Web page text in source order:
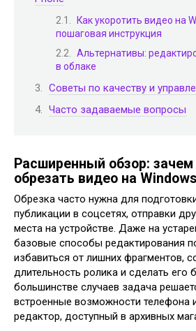
Как укоротить видео на
пошаговая инструкция
Альтернативы:
в облаке
Советы по качеству и
Часто задаваемые вопросы
Расширенный обзор: зачем
обрезать видео на
Обрезка часто нужна для
публикации в соцсетях, отправки
места на устройстве. Даже на
базовые способы редактирования
избавиться от лишних фрагментов,
длительность ролика и сделать
большинстве случаев задача
встроенные возможности телефона
редактор, доступный в архивных